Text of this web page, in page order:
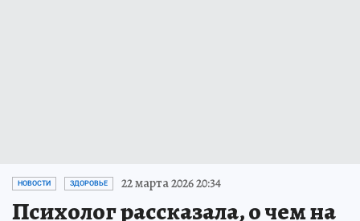
НОВОСТИ ЗДОРОВЬЕ 22 марта 2026 20:34
Психолог рассказала, о чем на